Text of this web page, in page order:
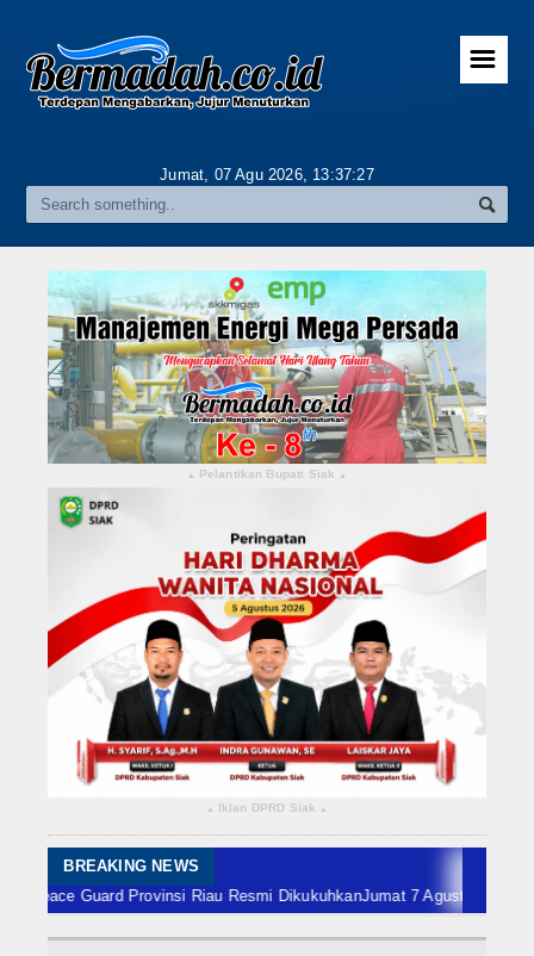
Home
Gallery
Riau
Daerah
Pekanbaru
Pelalawan
Kampar
Rokan Hulu
Bengkalis
Meranti
Indragiri Hulu
Kuansing
Siak
☰
Jumat, 07 Agu 2026, 13:37:28
▴ Pelantikan Bupati Siak ▴
▴ Iklan DPRD Siak ▴
BREAKING NEWS
Guard Provinsi Riau Resmi DikukuhkanJumat 7 Agustus, Babinsa